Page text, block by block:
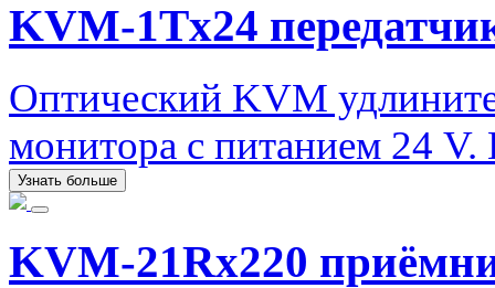
KVM-1Tx24
Оптический KVM
монитора с питанием 24 V.
Узнать больше
KVM-21Rx220